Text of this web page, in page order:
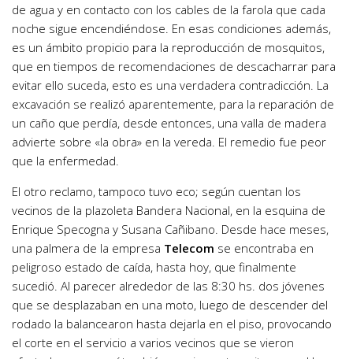
de agua y en contacto con los cables de la farola que cada
noche sigue encendiéndose. En esas condiciones además,
es un ámbito propicio para la reproducción de mosquitos,
que en tiempos de recomendaciones de descacharrar para
evitar ello suceda, esto es una verdadera contradicción. La
excavación se realizó aparentemente, para la reparación de
un caño que perdía, desde entonces, una valla de madera
advierte sobre «la obra» en la vereda. El remedio fue peor
que la enfermedad.
El otro reclamo, tampoco tuvo eco; según cuentan los
vecinos de la plazoleta Bandera Nacional, en la esquina de
Enrique Specogna y Susana Cañibano. Desde hace meses,
una palmera de la empresa Telecom se encontraba en
peligroso estado de caída, hasta hoy, que finalmente
sucedió. Al parecer alrededor de las 8:30 hs. dos jóvenes
que se desplazaban en una moto, luego de descender del
rodado la balancearon hasta dejarla en el piso, provocando
el corte en el servicio a varios vecinos que se vieron